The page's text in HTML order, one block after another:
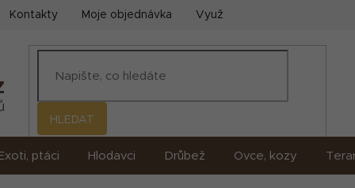
Kontakty Moje objednávka Využití umělé inteligence (AI)
HLEDAT
ptáci Hlodavci Drůbež Ovce, kozy